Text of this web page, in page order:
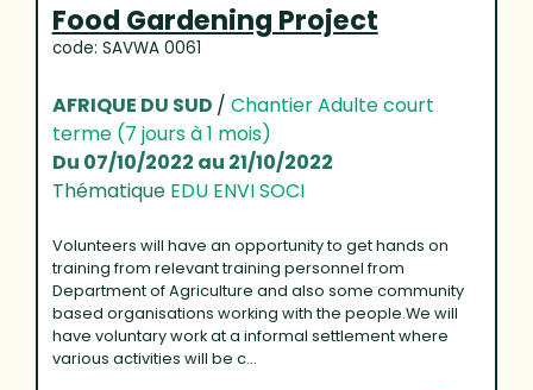
Food Gardening Project
code: SAVWA 0061
AFRIQUE DU SUD / Chantier Adulte court
terme (7 jours à 1 mois)
Du 07/10/2022 au 21/10/2022
Thématique EDU ENVI SOCI
Volunteers will have an opportunity to get hands on
training from relevant training personnel from
Department of Agriculture and also some community
based organisations working with the people.We will
have voluntary work at a informal settlement where
various activities will be c...